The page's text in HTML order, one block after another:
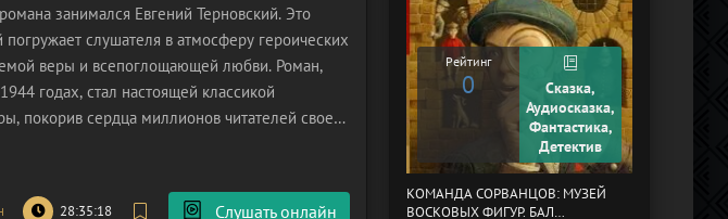
занимался Евгений Терновский. Это
слушателя в атмосферу героических
веры и всепоглощающей любви. Роман,
годах, стал настоящей классикой
покорив сердца миллионов читателей своей
28:35:18 Слушать онлайн
Рейтинг
0
Сказка,
Аудиосказка,
Фантастика,
Детектив
КОМАНДА СОРВАНЦОВ: МУЗЕЙ
ВОСКОВЫХ ФИГУР. БАЛ